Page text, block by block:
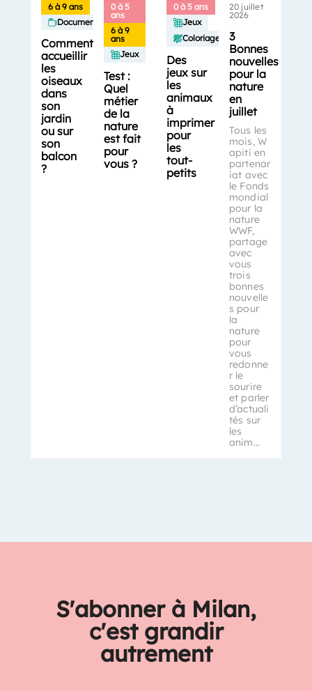
6 à 9 ans
Documentaires
Comment
accueillir
les
oiseaux
dans
son
jardin
ou sur
son
balcon
?
0 à 5
ans
6 à 9
ans
Jeux
Test :
Quel
métier
de la
nature
est fait
pour
vous ?
0 à 5 ans
Jeux
Coloriages
Des
jeux sur
les
animaux
à
imprimer
pour
les
tout-
petits
20 juillet
2026
3
Bonnes
nouvelles
pour la
nature
en
juillet
Tous les
mois, W
apiti en
partenar
iat avec
le Fonds
mondial
pour la
nature
WWF,
partage
avec
vous
trois
bonnes
nouvelle
s pour
la
nature
pour
vous
redonne
r le
sourire
et parler
d’actuali
tés sur
les
anim…
S'abonner à Milan,
c'est grandir
autrement